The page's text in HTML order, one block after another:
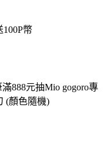
100P幣
888元抽Mio gogoro專
(顏色隨機)